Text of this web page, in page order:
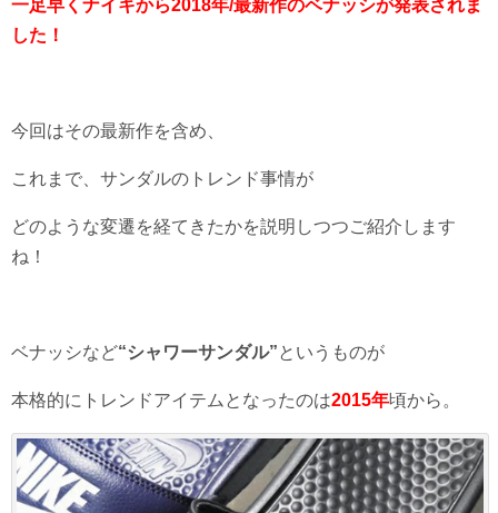
一足早くナイキから2018年/最新作のベナッシが発表されま
した！
今回はその最新作を含め、
これまで、サンダルのトレンド事情が
どのような変遷を経てきたかを説明しつつご紹介します
ね！
ベナッシなど“シャワーサンダル”というものが
本格的にトレンドアイテムとなったのは2015年頃から。